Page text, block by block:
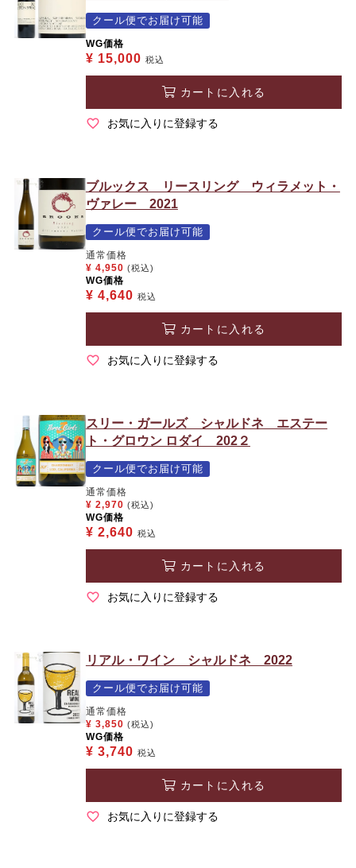
クール便でお届け可能
WG価格
¥ 15,000 税込
カートに入れる
お気に入りに登録する
ブルックス リースリング ウィラメット・
ヴァレー 2021
クール便でお届け可能
通常価格
¥ 4,950 (税込)
WG価格
¥ 4,640 税込
カートに入れる
お気に入りに登録する
スリー・ガールズ シャルドネ エステー
ト・グロウン ロダイ 202２
クール便でお届け可能
通常価格
¥ 2,970 (税込)
WG価格
¥ 2,640 税込
カートに入れる
お気に入りに登録する
リアル・ワイン シャルドネ 2022
クール便でお届け可能
通常価格
¥ 3,850 (税込)
WG価格
¥ 3,740 税込
カートに入れる
お気に入りに登録する